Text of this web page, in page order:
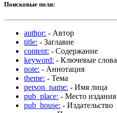
Поисковые поля:
author: - Автор
title: - Заглавие
content: - Содержание
keyword: - Ключевые слова
note: - Аннотация
theme: - Тема
person_name: - Имя лица
pub_place: - Место издания
pub_house: - Издательство